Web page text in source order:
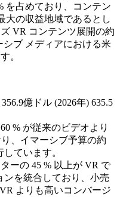
を占めており、コンテン
大の収益地域であるとし
VR コンテンツ展開の約
シブ メディアにおける米
。
億ドル (2026年) 635.5
% が従来のビデオより
、イマーシブ予算の約
ています。
ーの 45 % 以上が VR で
を統合しており、小売
よりも高いコンバージ